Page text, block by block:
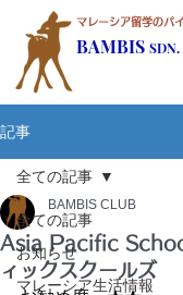
マレーシア留学のパ
BAMBIS
記事
全ての記事
お知らせ
マレーシア生活情報
全ての記事
Asia Pacific
ィックスクールズ
BAMBIS CLUB